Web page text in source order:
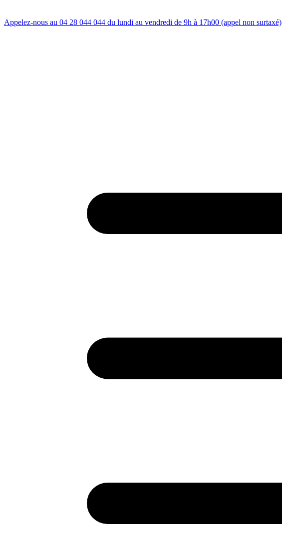
Appelez-nous au 04 28 044 044 du lundi au vendredi de 9h à 17h00 (appel non surtaxé)